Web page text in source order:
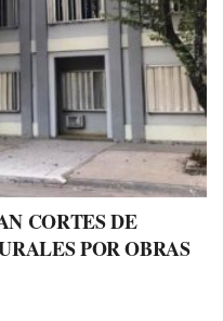
CORTES DE
POR OBRAS